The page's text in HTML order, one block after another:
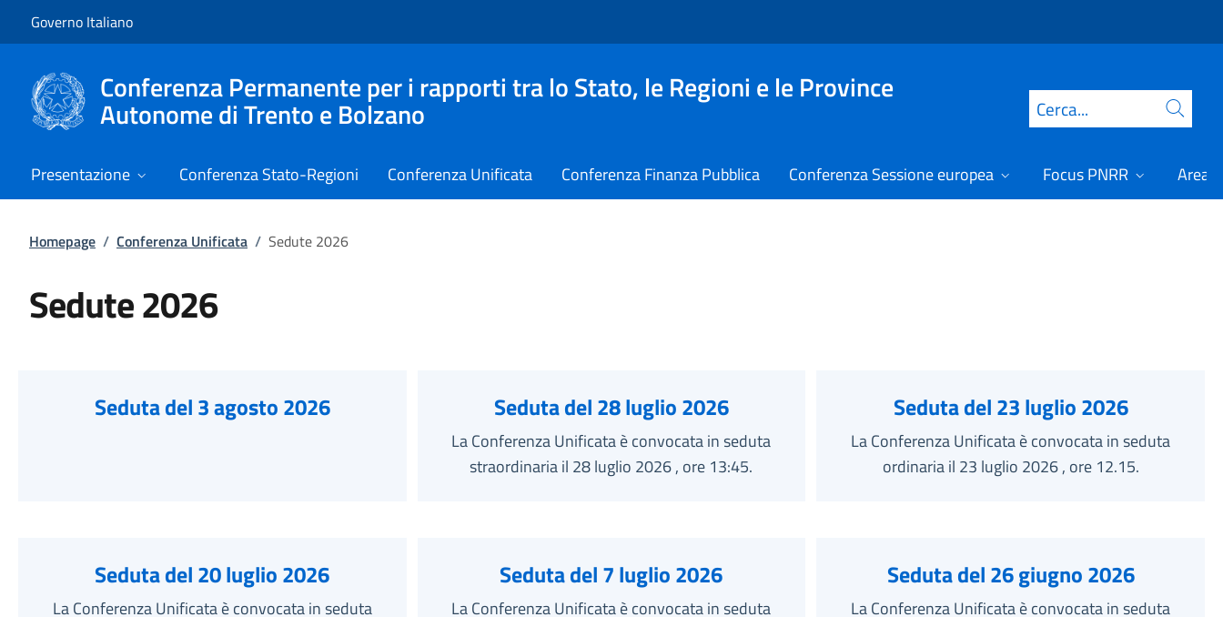
Governo Italiano
Conferenza Permanente per i rapporti tra lo Stato, le Regioni e le Province
Autonome di Trento e Bolzano Cerca
Presentazione Conferenza Stato-Regioni Conferenza Unificata Conferenza Finanza Pubblica Conferenza Sessione europea Focus PNRR Area
Homepage / Conferenza Unificata / Sedute 2026
Sedute 2026
Seduta del 3 agosto 2026 Seduta del 28 luglio 2026
La Conferenza Unificata è convocata in seduta
straordinaria il 28 luglio 2026 , ore 13:45.
Seduta del 23 luglio 2026
La Conferenza Unificata è convocata in seduta
ordinaria il 23 luglio 2026 , ore 12.15.
Seduta del 20 luglio 2026
La Conferenza Unificata è convocata in seduta
Seduta del 7 luglio 2026
La Conferenza Unificata è convocata in seduta
Seduta del 26 giugno 2026
La Conferenza Unificata è convocata in seduta